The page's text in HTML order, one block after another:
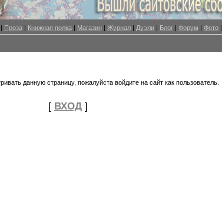
| Проза| Книжная полка| Магазин| Журнал| Дуэли| Блог| Форум | Фото|
данную страницу, пожалуйста войдите на сайт как пользователь.
[ ВХОД ]